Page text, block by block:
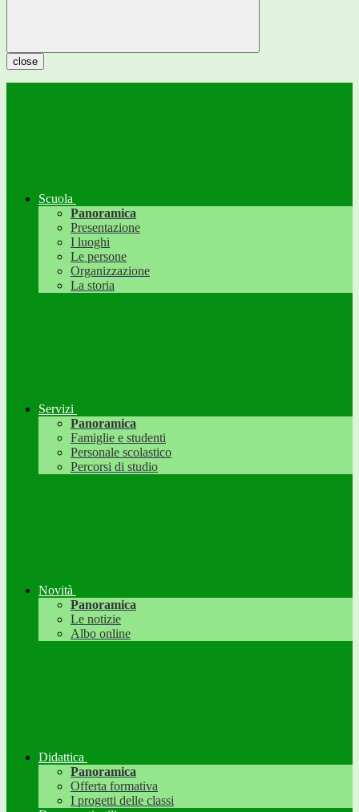
close
Scuola
Panoramica
Presentazione
I luoghi
Le persone
Organizzazione
La storia
Servizi
Panoramica
Famiglie e studenti
Personale scolastico
Percorsi di studio
Novità
Panoramica
Le notizie
Albo online
Didattica
Panoramica
Offerta formativa
I progetti delle classi